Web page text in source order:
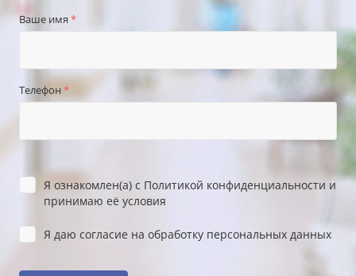
Ваше имя *
Телефон *
Я ознакомлен(а) с Политикой конфиденциальности и
принимаю её условия
Я даю согласие на обработку персональных данных